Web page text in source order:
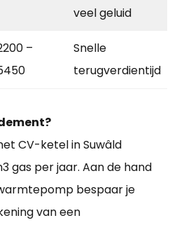
veel geluid
–
Snelle
terugverdientijd
CV-ketel in Suwâld
gas per jaar. Aan de hand
bespaar je
van een